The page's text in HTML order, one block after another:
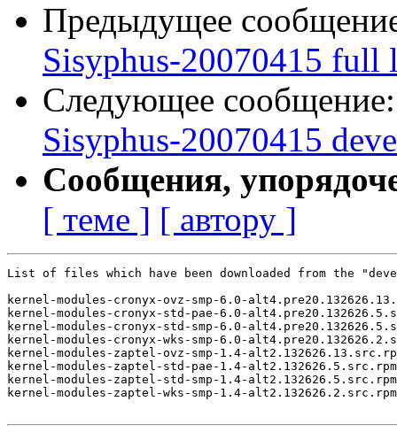
Предыдущее
Sisyphus-20070415 full
Следующее
Sisyphus-20070415
Сообщения,
[ теме ] [ автору ]
List of files which have been downloaded from the
kernel-modules-cronyx-ovz-smp-6.0-
kernel-modules-cronyx-std-pae-6.0-
kernel-modules-cronyx-std-smp-6.0-
kernel-modules-cronyx-wks-smp-6.0-
kernel-modules-zaptel-ovz-smp-1.4-
kernel-modules-zaptel-std-pae-1.4-alt2.132626.5.src.rpm
kernel-modules-zaptel-std-smp-1.4-alt2.132626.5.src.rpm
kernel-modules-zaptel-wks-smp-1.4-alt2.132626.2.src.rpm